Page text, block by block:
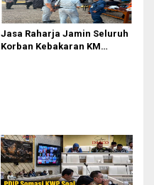
Jasa Raharja Jamin Seluruh
Korban Kebakaran KM